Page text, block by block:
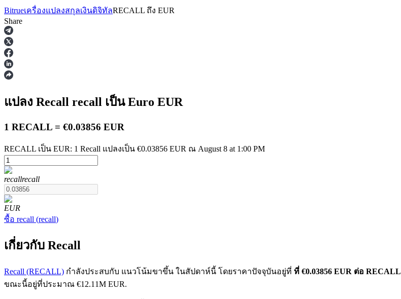
ฟิวเจอร์ส
ฟิวเจอร์ส USDT
Bitrueเครื่องแปลงสกุลเงินดิจิทัลRECALL ถึง EUR
Share
แปลง Recall recall เป็น Euro EUR
1 RECALL = €0.03856 EUR
RECALL เป็น EUR: 1 Recall แปลงเป็น €0.03856 EUR ณ August 8 at 1:00 PM
recallrecall
EUR
ซื้อ recall (recall)
เกี่ยวกับ Recall
Recall (RECALL) กำลังประสบกับ แนวโน้มขาขึ้น ในสัปดาห์นี้ โดยราคาปัจจุบันอยู่ที่ ที่ €0.03856 EUR ต่อ RECALL
ขณะนี้อยู่ที่ประมาณ €12.11M EUR.